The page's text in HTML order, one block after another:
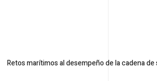
Retos marítimos al desempeño de la cadena